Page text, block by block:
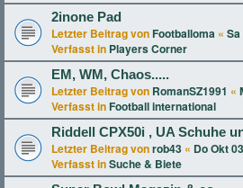
2inone Pad
Letzter Beitrag von Footballoma «
Verfasst in Players Corner
EM, WM, Chaos.....
Letzter Beitrag von RomanSZ1991 «
Verfasst in Football international
Riddell CPX50i , UA Schuhe
Letzter Beitrag vonrob43 « Do Okt
Verfasst inSuche & Biete